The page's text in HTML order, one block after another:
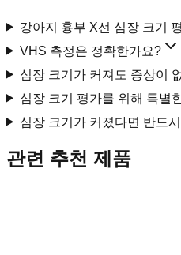
강아지 흉부 X선 심장 크기
VHS 측정은 정확한가요?
심장 크기가 커져도 증상이
심장 크기 평가를 위해 특별
심장 크기가 커졌다면 반드
관련 추천 제품